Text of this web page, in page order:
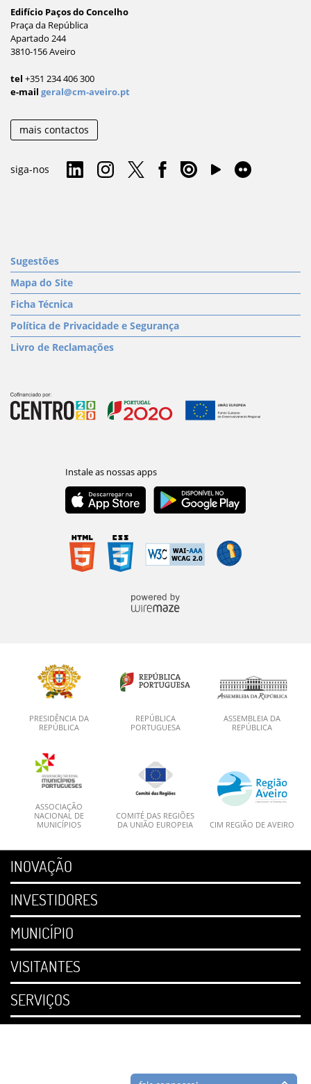
Edifício Paços do Concelho
Praça da República
Apartado 244
3810-156 Aveiro
tel +351 234 406 300
e-mail geral@cm-aveiro.pt
mais contactos
siga-nos
Sugestões
Mapa do Site
Ficha Técnica
Política de Privacidade e Segurança
Livro de Reclamações
PRESIDÊNCIA DA
REPÚBLICA
REPÚBLICA
PORTUGUESA
ASSEMBLEIA DA
REPÚBLICA
ASSOCIAÇÃO
NACIONAL DE
MUNICÍPIOS
COMITÉ DAS REGIÕES
DA UNIÃO EUROPEIA
CIM REGIÃO DE AVEIRO
INOVAÇÃO
INVESTIDORES
MUNICÍPIO
VISITANTES
SERVIÇOS